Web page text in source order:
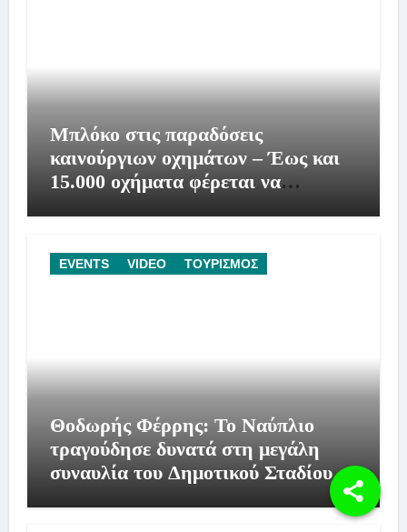
Μπλόκο στις παραδόσεις
καινούργιων οχημάτων – Έως και
15.000 οχήματα φέρεται να
EVENTS VIDEO ΤΟΥΡΙΣΜΟΣ
Θοδωρής Φέρρης: Το Ναύπλιο
τραγούδησε δυνατά στη μεγάλη
συναυλία του Δημοτικού Σταδίου